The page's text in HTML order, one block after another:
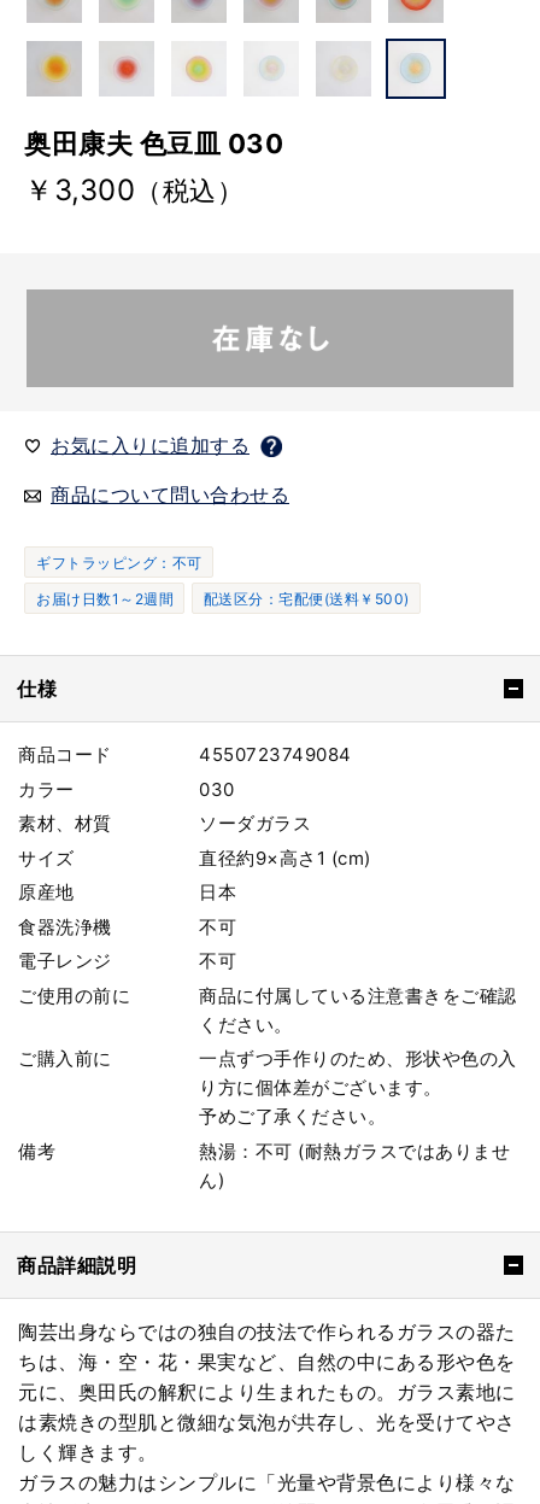
奥田康夫 色豆皿 030
￥3,300 （税込）
お気に入りに追加する
商品について問い合わせる
ギフトラッピング：不可
お届け日数1～2週間
配送区分：宅配便(送料￥500)
仕様
商品コード
4550723749084
カラー
030
素材、材質
ソーダガラス
サイズ
直径約9×高さ1 (cm)
原産地
日本
食器洗浄機
不可
電子レンジ
不可
ご使用の前に
商品に付属している注意書きをご確認
ください。
ご購入前に
一点ずつ手作りのため、形状や色の入
り方に個体差がございます。
予めご了承ください。
備考
熱湯：不可 (耐熱ガラスではありませ
ん)
商品詳細説明
陶芸出身ならではの独自の技法で作られるガラスの器た
ちは、海・空・花・果実など、自然の中にある形や色を
元に、奥田氏の解釈により生まれたもの。ガラス素地に
は素焼きの型肌と微細な気泡が共存し、光を受けてやさ
しく輝きます。
ガラスの魅力はシンプルに「光量や背景色により様々な